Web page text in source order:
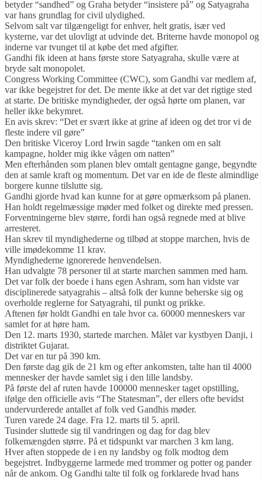
betyder “sandhed” og Graha betyder “insistere på” og Satyagraha
var hans grundlag for civil ulydighed.
Selvom salt var tilgængeligt for enhver, helt gratis, især ved
kysterne, var det ulovligt at udvinde det. Briterne havde monopol og
inderne var tvunget til at købe det med afgifter.
Gandhi fik ideen at hans første store Satyagraha, skulle være at
bryde salt monopolet.
Congress Working Committee (CWC), som Gandhi var medlem af,
var ikke begejstret for det. De mente ikke at det var det rigtige sted
at starte. De britiske myndigheder, der også hørte om planen, var
heller ikke bekymret.
En avis skrev: “Det er svært ikke at grine af ideen og det tror vi de
fleste indere vil gøre”
Den britiske Viceroy Lord Irwin sagde “tanken om en salt
kampagne, holder mig ikke vågen om natten”
Men efterhånden som planen blev omtalt gentagne gange, begyndte
den at samle kraft og momentum. Det var en ide de fleste almindlige
borgere kunne tilslutte sig.
Gandhi gjorde hvad kan kunne for at gøre opmærksom på planen.
Han holdt regelmæssige møder med folket og direkte med pressen.
Forventningerne blev større, fordi han også regnede med at blive
arresteret.
Han skrev til myndighederne og tilbød at stoppe marchen, hvis de
ville imødekomme 11 krav.
Myndighederne ignorerede henvendelsen.
Han udvalgte 78 personer til at starte marchen sammen med ham.
Det var folk der boede i hans egen Ashram, som han vidste var
disciplinerede satyagrahis – altså folk der kunne beherske sig og
overholde reglerne for Satyagrahi, til punkt og prikke.
Aftenen før holdt Gandhi en tale hvor ca. 60000 menneskers var
samlet for at høre ham.
Den 12. marts 1930, startede marchen. Målet var kystbyen Danji, i
distriktet Gujarat.
Det var en tur på 390 km.
Den første dag gik de 21 km og efter ankomsten, talte han til 4000
mennesker der havde samlet sig i den lille landsby.
På første del af ruten havde 100000 mennesker taget opstilling,
ifølge den officielle avis “The Statesman”, der ellers ofte bevidst
undervurderede antallet af folk ved Gandhis møder.
Turen varede 24 dage. Fra 12. marts til 5. april.
Tusinder sluttede sig til vandringen og dag for dag blev
folkemængden større. På et tidspunkt var marchen 3 km lang.
Hver aften stoppede de i en ny landsby og folk modtog dem
begejstret. Indbyggerne larmede med trommer og potter og pander
når de ankom. Og Gandhi talte til folk og forklarede hvad hans